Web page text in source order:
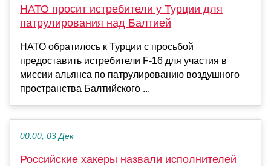
НАТО просит истребители у Турции для
патрулирования над Балтией
НАТО обратилось к Турции с просьбой
предоставить истребители F-16 для участия в
миссии альянса по патрулированию воздушного
пространства Балтийского ...
00:00, 03 Дек
Российские хакеры назвали исполнителей